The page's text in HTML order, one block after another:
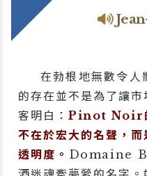
在勃根地無數令人
的存在並不是為了讓
客明白： Pinot Noir的
不在於宏大的名聲，
透明度。 Domaine